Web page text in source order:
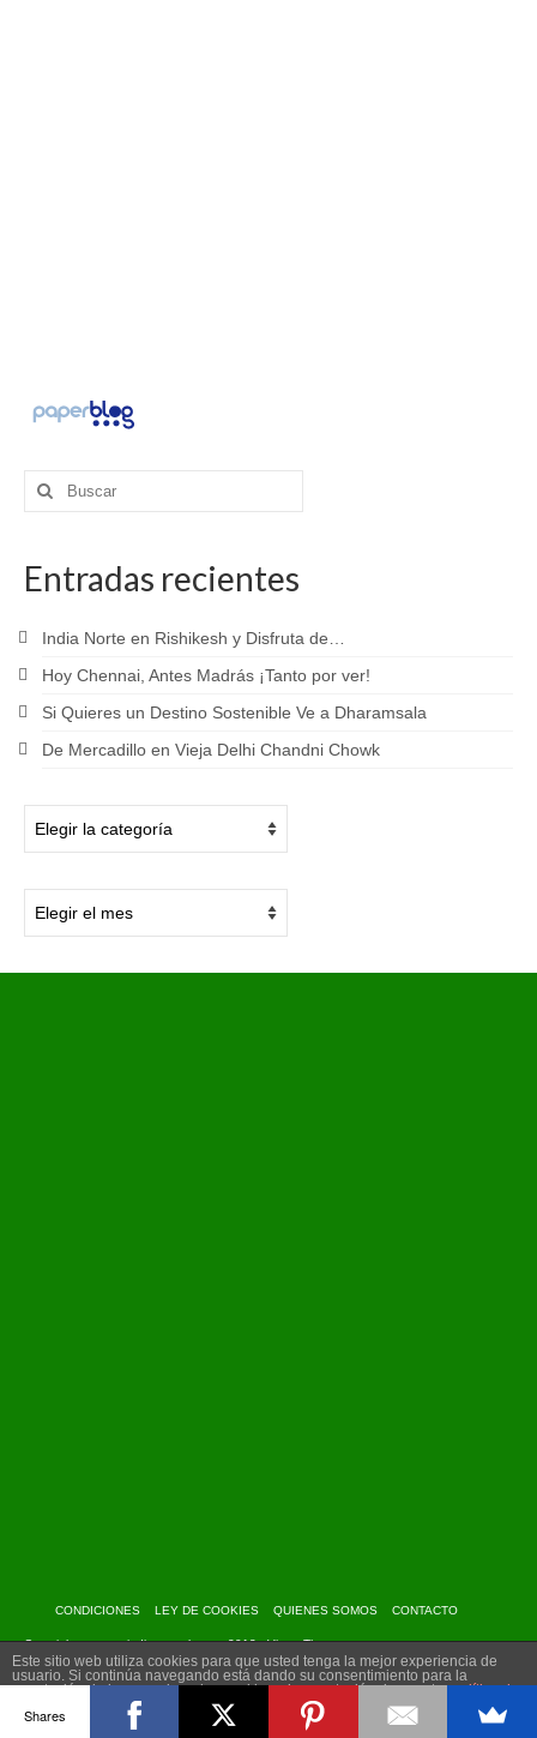
Buscar
por:
Entradas recientes
India Norte en Rishikesh y Disfruta de…
Hoy Chennai, Antes Madrás ¡Tanto por ver!
Si Quieres un Destino Sostenible Ve a Dharamsala
De Mercadillo en Vieja Delhi Chandni Chowk
CONDICIONES LEY DE COOKIES QUIENES SOMOS CONTACTO
Copyright: www.myindiantravel.com - 2013 - Virtue Theme
Este sitio web utiliza cookies para que usted tenga la mejor experiencia de
usuario. Si continúa navegando está dando su consentimiento para la
aceptación de las mencionadas cookies y la aceptación de nuestrapolítica de
, pinche el enlace para mayor información.
plugin cookies
Shares